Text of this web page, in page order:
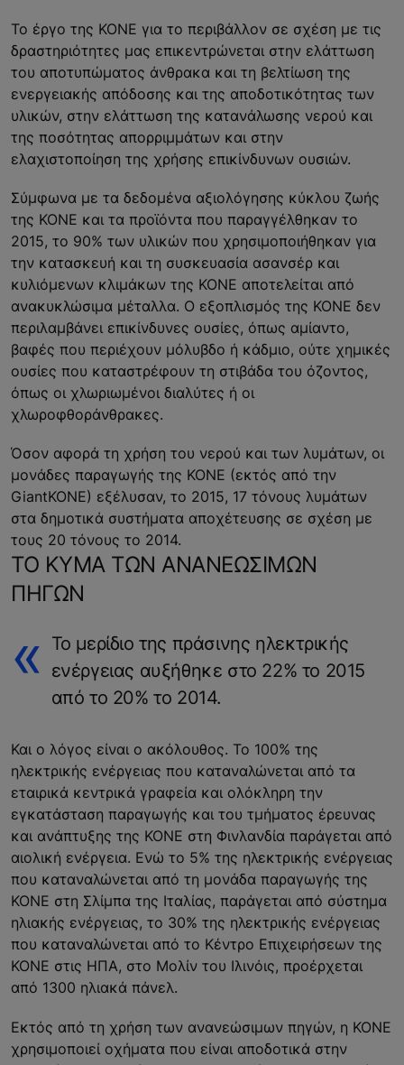
Το έργο της ΚΟΝΕ για το περιβάλλον σε σχέση με τις
δραστηριότητες μας επικεντρώνεται στην ελάττωση
του αποτυπώματος άνθρακα και τη βελτίωση της
ενεργειακής απόδοσης και της αποδοτικότητας των
υλικών, στην ελάττωση της κατανάλωσης νερού και
της ποσότητας απορριμμάτων και στην
ελαχιστοποίηση της χρήσης επικίνδυνων ουσιών.
Σύμφωνα με τα δεδομένα αξιολόγησης κύκλου ζωής
της KONE και τα προϊόντα που παραγγέλθηκαν το
2015, το 90% των υλικών που χρησιμοποιήθηκαν για
την κατασκευή και τη συσκευασία ασανσέρ και
κυλιόμενων κλιμάκων της ΚΟΝΕ αποτελείται από
ανακυκλώσιμα μέταλλα. Ο εξοπλισμός της ΚΟΝΕ δεν
περιλαμβάνει επικίνδυνες ουσίες, όπως αμίαντο,
βαφές που περιέχουν μόλυβδο ή κάδμιο, ούτε χημικές
ουσίες που καταστρέφουν τη στιβάδα του όζοντος,
όπως οι χλωριωμένοι διαλύτες ή οι
χλωροφθοράνθρακες.
Όσον αφορά τη χρήση του νερού και των λυμάτων, οι
μονάδες παραγωγής της KONE (εκτός από την
GiantKONE) εξέλυσαν, το 2015, 17 τόνους λυμάτων
στα δημοτικά συστήματα αποχέτευσης σε σχέση με
τους 20 τόνους το 2014.
ΤΟ ΚΥΜΑ ΤΩΝ ΑΝΑΝΕΩΣΙΜΩΝ
ΠΗΓΩΝ
Το μερίδιο της πράσινης ηλεκτρικής
ενέργειας αυξήθηκε στο 22% το 2015
από το 20% το 2014.
Και ο λόγος είναι ο ακόλουθος. Το 100% της
ηλεκτρικής ενέργειας που καταναλώνεται από τα
εταιρικά κεντρικά γραφεία και ολόκληρη την
εγκατάσταση παραγωγής και του τμήματος έρευνας
και ανάπτυξης της ΚΟΝΕ στη Φινλανδία παράγεται από
αιολική ενέργεια. Ενώ το 5% της ηλεκτρικής ενέργειας
που καταναλώνεται από τη μονάδα παραγωγής της
ΚΟΝΕ στη Σλίμπα της Ιταλίας, παράγεται από σύστημα
ηλιακής ενέργειας, το 30% της ηλεκτρικής ενέργειας
που καταναλώνεται από το Κέντρο Επιχειρήσεων της
ΚΟΝΕ στις ΗΠΑ, στο Μολίν του Ιλινόις, προέρχεται
από 1300 ηλιακά πάνελ.
Εκτός από τη χρήση των ανανεώσιμων πηγών, η ΚΟΝΕ
χρησιμοποιεί οχήματα που είναι αποδοτικά στην